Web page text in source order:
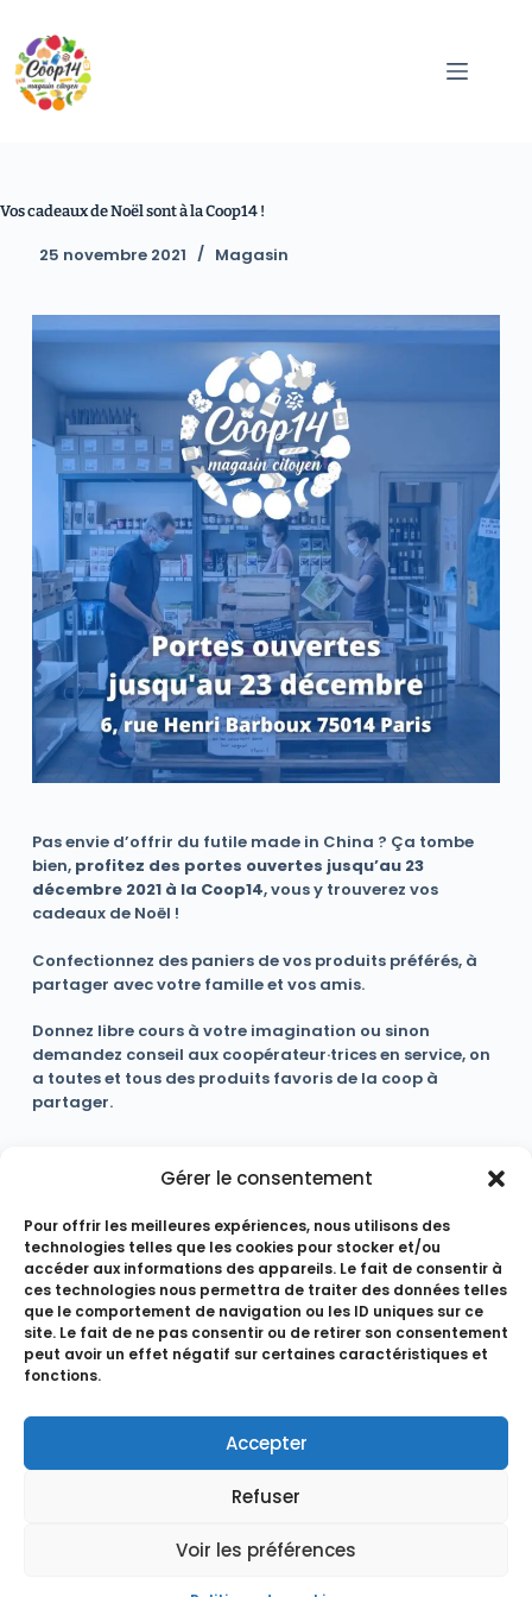
Gérer le consentement
Pour offrir les meilleures expériences, nous utilisons des
technologies telles que les cookies pour stocker et/ou
accéder aux informations des appareils. Le fait de consentir à
ces technologies nous permettra de traiter des données telles
que le comportement de navigation ou les ID uniques sur ce
site. Le fait de ne pas consentir ou de retirer son consentement
peut avoir un effet négatif sur certaines caractéristiques et
fonctions.
Accepter
Refuser
Voir les préférences
Vos cadeaux de Noël sont à la Coop14 !
25 novembre 2021 Magasin
Pas envie d’offrir du futile made in China ? Ça tombe
bien, profitez des portes ouvertes jusqu’au 23
décembre 2021 à la Coop14, vous y trouverez vos
cadeaux de Noël !
Confectionnez des paniers de vos produits préférés, à
partager avec votre famille et vos amis.
Donnez libre cours à votre imagination ou sinon
demandez conseil aux coopérateur·trices en service, on
a toutes et tous des produits favoris de la coop à
partager.
Journée “L’écologie en bas de chez moi”
Journée
“L’écologie en
bas de chez
moi”
Copyright © 2026 - Coop 14
Mentions légales